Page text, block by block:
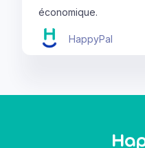
économique.
HappyPal